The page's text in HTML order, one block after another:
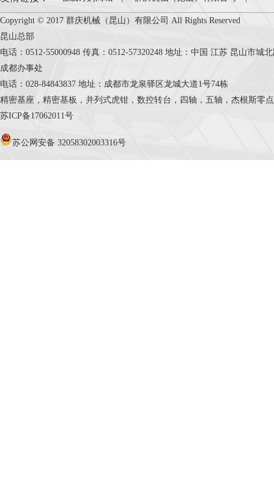
Copyright © 2017 群庆机械（昆山）有限公司 All Rights Reserved
昆山总部
电话：0512-55000948 传真：0512-57320248 地址：中国 江苏 昆山市城
成都办事处
电话：028-84843837 地址：成都市龙泉驿区龙城大道1号74栋
精密基座，精密基板，并列式虎钳，数控转台，四轴，五轴，杰根斯零
苏ICP备17062011号
苏公网安备 32058302003316号